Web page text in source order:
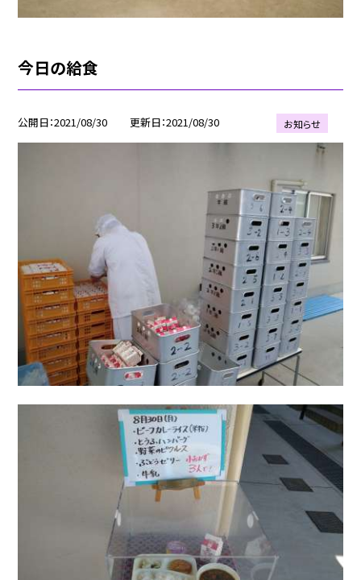
今日の給食
公開日 2021/08/30 更新日 2021/08/30 お知らせ